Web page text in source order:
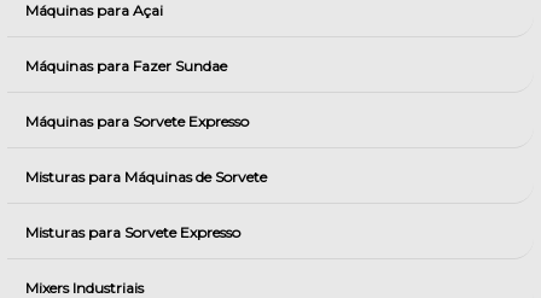
Máquinas para Açai
Máquinas para Fazer Sundae
Máquinas para Sorvete Expresso
Misturas para Máquinas de Sorvete
Misturas para Sorvete Expresso
Mixers Industriais